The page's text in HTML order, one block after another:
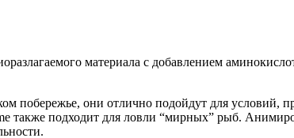
материала с добавлением
побережье, они отлично подойдут для
также подходит для ловли “мирных” рыб.